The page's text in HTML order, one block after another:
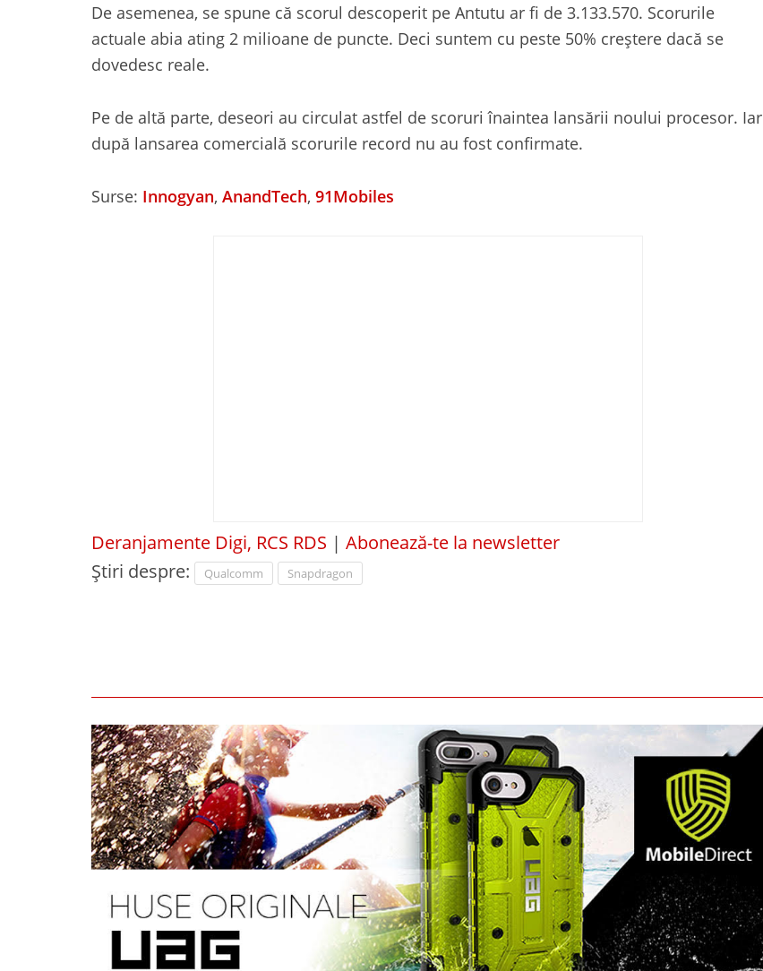
De asemenea, se spune că scorul descoperit pe Antutu ar fi de 3.133.570. Scorurile
actuale abia ating 2 milioane de puncte. Deci suntem cu peste 50% creștere dacă se
dovedesc reale.
Pe de altă parte, deseori au circulat astfel de scoruri înaintea lansării noului procesor. Iar
după lansarea comercială scorurile record nu au fost confirmate.
Surse: Innogyan, AnandTech, 91Mobiles
Deranjamente Digi, RCS RDS | Abonează-te la newsletter
Știri despre:
Qualcomm Snapdragon